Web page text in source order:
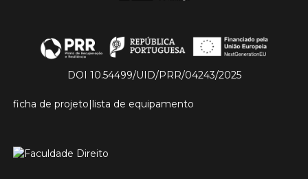
DOI 10.54499/UID/PRR/04243/2025
ficha de projeto|lista de equipamento